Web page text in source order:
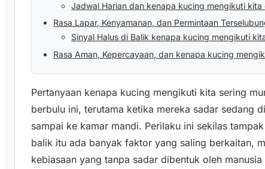
Jadwal Harian dan kenapa kucing mengikuti
Rasa Lapar, Kenyamanan, dan Permintaan
Sinyal Halus di Balik kenapa kucing mengikuti
Rasa Aman, Kepercayaan, dan kenapa kucing
Pertanyaan kenapa kucing mengikuti kita sering
berbulu ini, terutama ketika mereka sadar sedang
sampai ke kamar mandi. Perilaku ini sekilas
balik itu ada banyak faktor yang saling berkaitan,
kebiasaan yang tanpa sadar dibentuk oleh